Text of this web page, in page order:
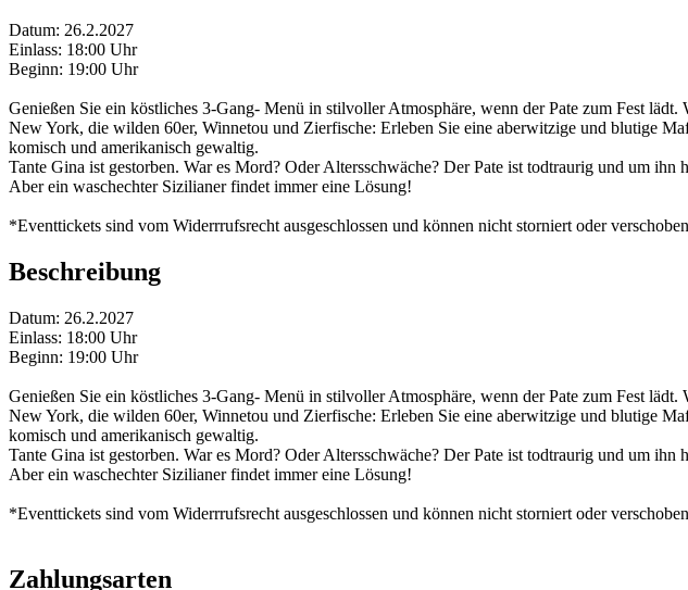
Datum: 26.2.2027
Einlass: 18:00 Uhr
Beginn: 19:00 Uhr
Genießen Sie ein köstliches 3-Gang- Menü in stilvoller Atmosphäre, wenn der Pate zum Fest lädt.
New York, die wilden 60er, Winnetou und Zierfische: Erleben Sie eine aberwitzige und blutige
komisch und amerikanisch gewaltig.
Tante Gina ist gestorben. War es Mord? Oder Altersschwäche? Der Pate ist todtraurig und um
Aber ein waschechter Sizilianer findet immer eine Lösung!
*Eventtickets sind vom Widerrrufsrecht ausgeschlossen und können nicht storniert oder
Beschreibung
Datum: 26.2.2027
Einlass: 18:00 Uhr
Beginn: 19:00 Uhr
Genießen Sie ein köstliches 3-Gang- Menü in stilvoller Atmosphäre, wenn der Pate zum Fest lädt.
New York, die wilden 60er, Winnetou und Zierfische: Erleben Sie eine aberwitzige und blutige
komisch und amerikanisch gewaltig.
Tante Gina ist gestorben. War es Mord? Oder Altersschwäche? Der Pate ist todtraurig und um
Aber ein waschechter Sizilianer findet immer eine Lösung!
*Eventtickets sind vom Widerrrufsrecht ausgeschlossen und können nicht storniert oder
Zahlungsarten